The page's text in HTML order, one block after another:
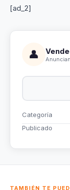
[ad_2]
👤
Categoría
Publicado
TAMBIÉN TE